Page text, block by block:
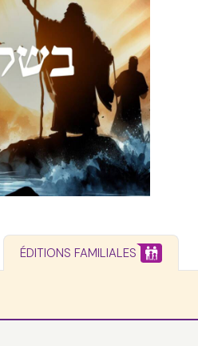
ÉDITIONS FAMILIALES